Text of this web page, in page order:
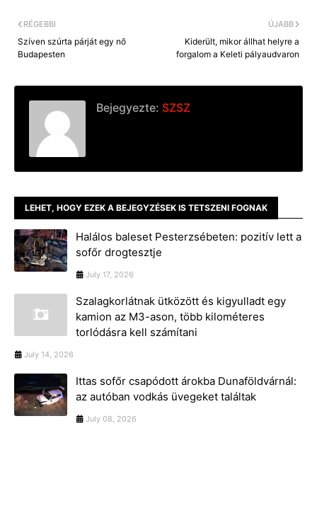
ÚJABB
Kiderült, mikor állhat helyre a
forgalom a Keleti pályaudvaron
RÉGEBBI
Szíven szúrta párját egy nő
Budapesten
Bejegyezte: SZSZ
LEHET, HOGY EZEK A BEJEGYZÉSEK IS TETSZENI FOGNAK
Halálos baleset Pesterzsébeten: pozitív lett a
sofőr drogtesztje
July 17, 2026
Szalagkorlátnak ütközött és kigyulladt egy
kamion az M3-ason, több kilométeres
torlódásra kell számítani
July 14, 2026
Ittas sofőr csapódott árokba Dunaföldvárnál:
az autóban vodkás üvegeket találtak
July 08, 2026